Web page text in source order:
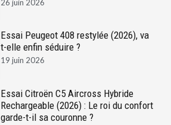
26 juin 2026
Essai Peugeot 408 restylée (2026), va
t-elle enfin séduire ?
19 juin 2026
Essai Citroën C5 Aircross Hybride
Rechargeable (2026) : Le roi du confort
garde-t-il sa couronne ?